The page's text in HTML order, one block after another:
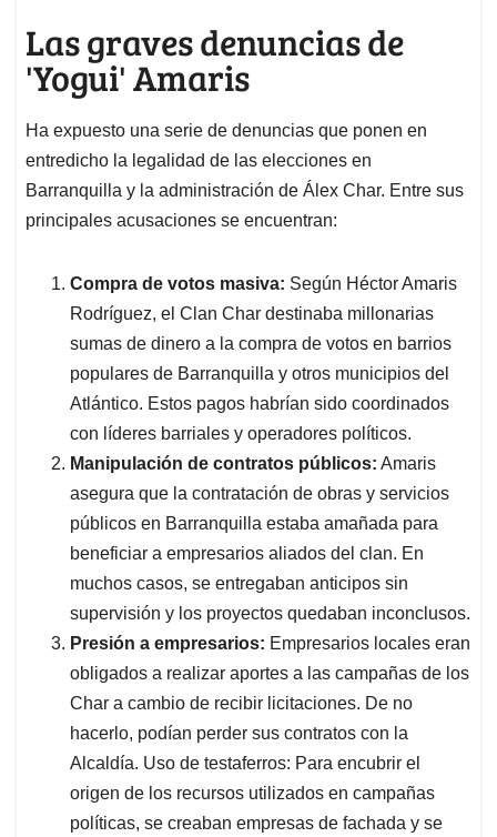
Las graves denuncias de
'Yogui' Amaris
Ha expuesto una serie de denuncias que ponen en
entredicho la legalidad de las elecciones en
Barranquilla y la administración de Álex Char. Entre sus
principales acusaciones se encuentran:
Compra de votos masiva: Según Héctor Amaris
Rodríguez, el Clan Char destinaba millonarias
sumas de dinero a la compra de votos en barrios
populares de Barranquilla y otros municipios del
Atlántico. Estos pagos habrían sido coordinados
con líderes barriales y operadores políticos.
Manipulación de contratos públicos: Amaris
asegura que la contratación de obras y servicios
públicos en Barranquilla estaba amañada para
beneficiar a empresarios aliados del clan. En
muchos casos, se entregaban anticipos sin
supervisión y los proyectos quedaban inconclusos.
Presión a empresarios: Empresarios locales eran
obligados a realizar aportes a las campañas de los
Char a cambio de recibir licitaciones. De no
hacerlo, podían perder sus contratos con la
Alcaldía. Uso de testaferros: Para encubrir el
origen de los recursos utilizados en campañas
políticas, se creaban empresas de fachada y se